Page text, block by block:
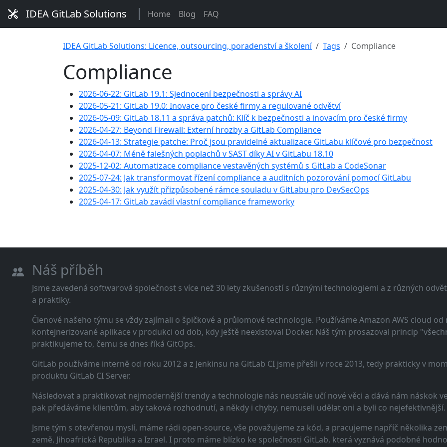
IDEA GitLab Solutions Home Blog FAQ
IDEA GitLab Solutions: Licence, outsourcing, poradenství a školení Tags Compliance
Compliance
2026-06-22: GitLab 19.1: Sjednocení bezpečnosti a správy AI
2026-05-21: GitLab 19.0: Inovace pro české firmy a regulované odvětví
2026-05-09: GitLab 18.11 a správa patchů: Klíč k bezpečnosti a inovacím pro české firmy
2026-04-27: Beyond Firewall: Externí hrozby a GitLab Compliance
2026-04-13: Strategie patche: Proč jsou pravidelné aktualizace GitLabu klíčové pro bezpečnost
2026-04-07: Méně falešných poplachů v SAST díky AI v GitLabu 18.10
2025-12-02: Automatizace compliance vestavěných systémů s GitLab a CodeSonar
2025-07-24: Jak transformovat řízení compliance a auditních pozorování pomocí GitLabu
2025-04-30: Jak využít přizpůsobené rámce souladu v GitLabu pro DevSecOps
2025-04-17: GitLab zavádí vlastní compliance frameworky
Náš příběh
Jsme zavedená softwarová společnost s více než 30 lety zkušeností s různými technologiemi a z různých
a praktiky.
Členové našeho týmu se vždy zajímali o špičkové a průlomové technologie. Používáme Amazon AWS cloud
kontejnerizované aplikace v produkci od dob, kdy ještě neexistoval Docker. Náš tým prosazoval princip
praktikujeme to, čemu se dnes říká GitOps.
GitLab používáme interně od roku 2012 a z Jenkinsu na GitLab CI jsme přešli v roce 2013, tedy prakticky v
produktu GitLab CI Server.
Následovat a praktikovat nejmodernější trendy a technologie nás neustále učí nové věci a dává nám náskok
pak předáváme klientům, aby taková rozhodnutí, a někdy i chyby, nemuseli udělat oni a byli co nejefektivnější.
Jsme tým s otevřenou myslí, máme rádi open-source, vše považujeme za kód, a pracujeme napříč několika
země, Jihoafrická Republika a Izrael. I proto máme blízko ke společnosti GitLab, která vyznává podobné